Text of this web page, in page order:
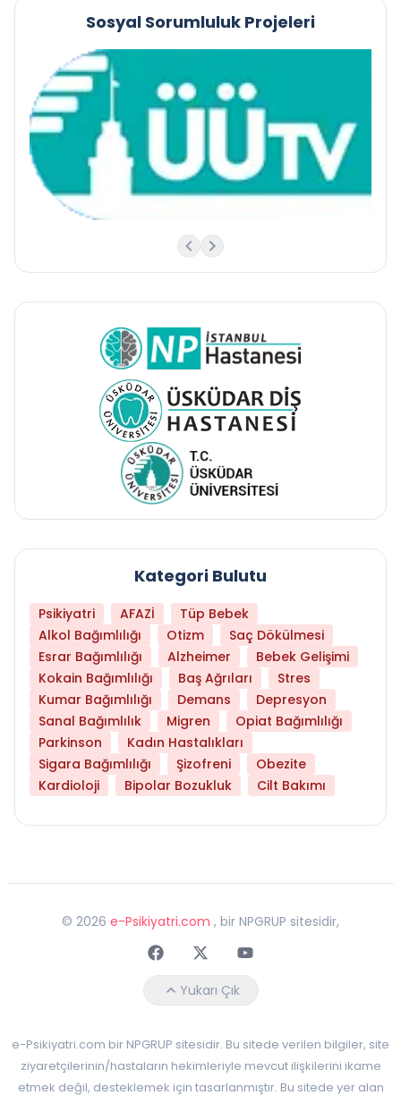
Sosyal Sorumluluk Projeleri
Kategori Bulutu
Psikiyatri AFAZİ
Tüp Bebek
Alkol Bağımlılığı
Otizm
Saç Dökülmesi
Esrar Bağımlılığı
Alzheimer
Bebek Gelişimi
Kokain Bağımlılığı
Baş Ağrıları
Stres
Kumar Bağımlılığı
Demans
Depresyon
Sanal Bağımlılık
Migren
Opiat Bağımlılığı
Parkinson
Kadın Hastalıkları
Sigara Bağımlılığı
Şizofreni
Obezite
Kardioloji
Bipolar Bozukluk Cilt Bakımı
© 2026 e-Psikiyatri.com , bir NPGRUP sitesidir,
FaceebokTwitterYoutube
Yukarı Çık
e-Psikiyatri.com bir NPGRUP sitesidir. Bu sitede verilen bilgiler, site
ziyaretçilerinin/hastaların hekimleriyle mevcut ilişkilerini ikame
etmek değil, desteklemek için tasarlanmıştır. Bu sitede yer alan